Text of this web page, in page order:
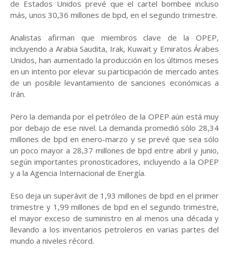
de Estados Unidos prevé que el cartel bombee incluso
más, unos 30,36 millones de bpd, en el segundo trimestre.
Analistas afirman que miembros clave de la OPEP,
incluyendo a Arabia Saudita, Irak, Kuwait y Emiratos Árabes
Unidos, han aumentado la producción en los últimos meses
en un intento por elevar su participación de mercado antes
de un posible levantamiento de sanciones económicas a
Irán.
Pero la demanda por el petróleo de la OPEP aún está muy
por debajo de ese nivel. La demanda promedió sólo 28,34
millones de bpd en enero-marzo y se prevé que sea sólo
un poco mayor a 28,37 millones de bpd entre abril y junio,
según importantes pronosticadores, incluyendo a la OPEP
y a la Agencia Internacional de Energía.
Eso deja un superávit de 1,93 millones de bpd en el primer
trimestre y 1,99 millones de bpd en el segundo trimestre,
el mayor exceso de suministro en al menos una década y
llevando a los inventarios petroleros en varias partes del
mundo a niveles récord.